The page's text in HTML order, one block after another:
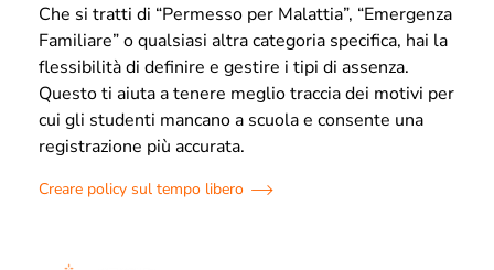
Che si tratti di “Permesso per Malattia”, “Emergenza
Familiare” o qualsiasi altra categoria specifica, hai la
flessibilità di definire e gestire i tipi di assenza.
Questo ti aiuta a tenere meglio traccia dei motivi per
cui gli studenti mancano a scuola e consente una
registrazione più accurata.
Creare policy sul tempo libero